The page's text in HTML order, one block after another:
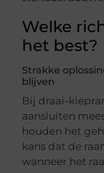
Welke
het best?
Strakke
blijven
Bij draai-
aansluiten
houden het
kans dat de
wanneer het